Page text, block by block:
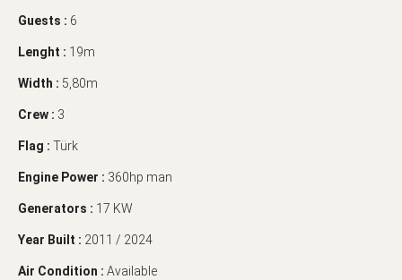
Guests : 6
Lenght : 19m
Width : 5,80m
Crew : 3
Flag : Türk
Engine Power : 360hp man
Generators : 17 KW
Year Built : 2011 / 2024
Air Condition : Available